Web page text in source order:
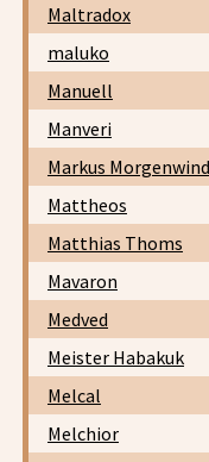
Maltradox
maluko
Manuell
Manveri
Markus Morgenwind
Mattheos
Matthias Thoms
Mavaron
Medved
Meister Habakuk
Melcal
Melchior